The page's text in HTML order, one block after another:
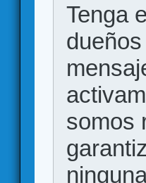
Tenga
somos